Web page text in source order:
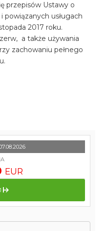
przepisów Ustawy o
usługach
2017 roku.
a także używania
zachowaniu pełnego
EUR